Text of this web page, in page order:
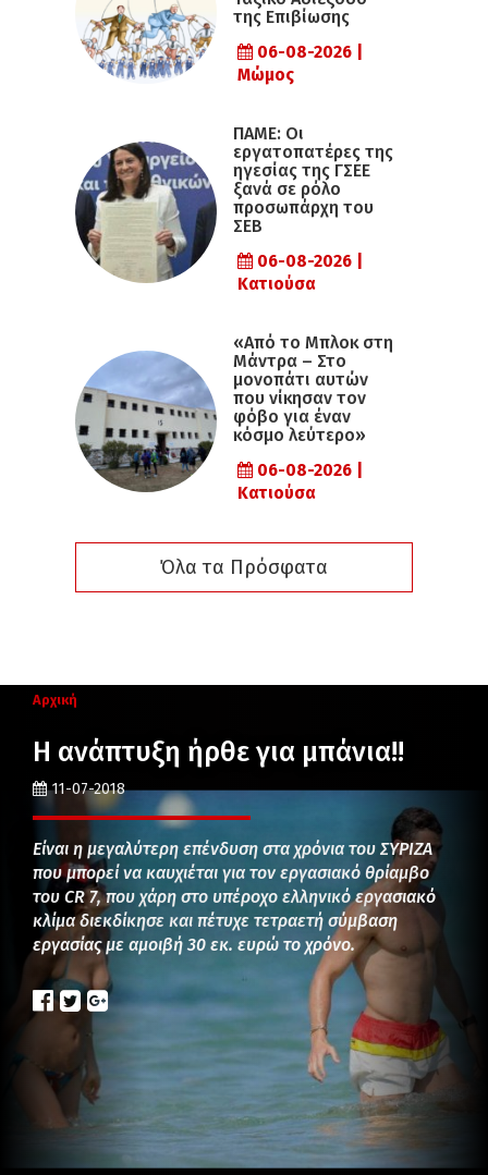
της Επιβίωσης
06-08-2026 |
Μώμος
ΠΑΜΕ: Οι
εργατοπατέρες της
ηγεσίας της ΓΣΕΕ
ξανά σε ρόλο
προσωπάρχη του
ΣΕΒ
06-08-2026 |
Κατιούσα
«Από το Μπλοκ στη
Μάντρα – Στο
μονοπάτι αυτών
που νίκησαν τον
φόβο για έναν
κόσμο λεύτερο»
06-08-2026 |
Κατιούσα
Όλα τα Πρόσφατα
Αρχική
Η ανάπτυξη ήρθε για μπάνια!!
11-07-2018
Είναι η μεγαλύτερη επένδυση στα χρόνια του ΣΥΡΙΖΑ
που μπορεί να καυχιέται για τον εργασιακό θρίαμβο
του CR 7, που χάρη στο υπέροχο ελληνικό εργασιακό
κλίμα διεκδίκησε και πέτυχε τετραετή σύμβαση
εργασίας με αμοιβή 30 εκ. ευρώ το χρόνο.